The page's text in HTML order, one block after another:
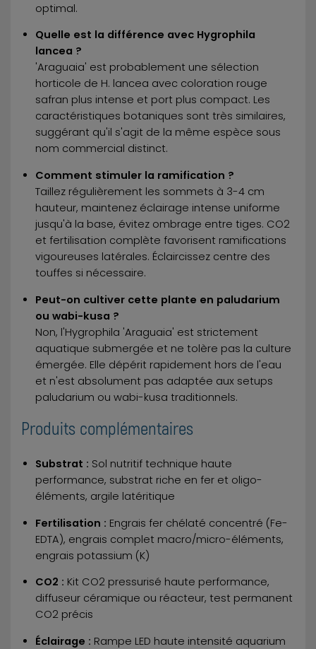
optimal.
Quelle est la différence avec Hygrophila
lancea ?
'Araguaia' est probablement une sélection
horticole de H. lancea avec coloration rouge
safran plus intense et port plus compact. Les
caractéristiques botaniques sont très similaires,
suggérant qu'il s'agit de la même espèce sous
nom commercial distinct.
Comment stimuler la ramification ?
Taillez régulièrement les sommets à 3-4 cm
hauteur, maintenez éclairage intense uniforme
jusqu'à la base, évitez ombrage entre tiges. CO2
et fertilisation complète favorisent ramifications
vigoureuses latérales. Éclaircissez centre des
touffes si nécessaire.
Peut-on cultiver cette plante en paludarium
ou wabi-kusa ?
Non, l'Hygrophila 'Araguaia' est strictement
aquatique submergée et ne tolère pas la culture
émergée. Elle dépérit rapidement hors de l'eau
et n'est absolument pas adaptée aux setups
paludarium ou wabi-kusa traditionnels.
Produits complémentaires
Substrat : Sol nutritif technique haute
performance, substrat riche en fer et oligo-
éléments, argile latéritique
Fertilisation : Engrais fer chélaté concentré (Fe-
EDTA), engrais complet macro/micro-éléments,
engrais potassium (K)
CO2 : Kit CO2 pressurisé haute performance,
diffuseur céramique ou réacteur, test permanent
CO2 précis
Éclairage : Rampe LED haute intensité aquarium